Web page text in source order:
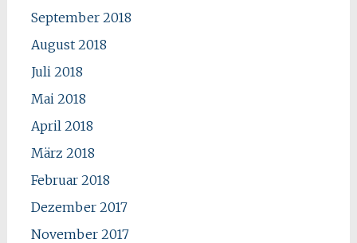
September 2018
August 2018
Juli 2018
Mai 2018
April 2018
März 2018
Februar 2018
Dezember 2017
November 2017